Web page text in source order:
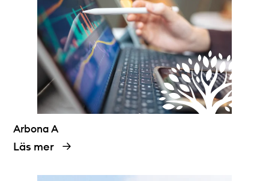
Arbona A
Läs mer